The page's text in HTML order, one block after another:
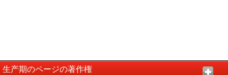
生产期のページの著作権